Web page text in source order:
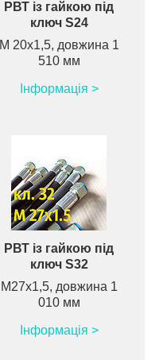
РВТ із гайкою під
ключ S24
М 20х1,5, довжина 1
510 мм
Інформація >
РВТ із гайкою під
ключ S32
М27х1,5, довжина 1
010 мм
Інформація >